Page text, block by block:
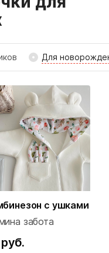
Для
с ушками
забота